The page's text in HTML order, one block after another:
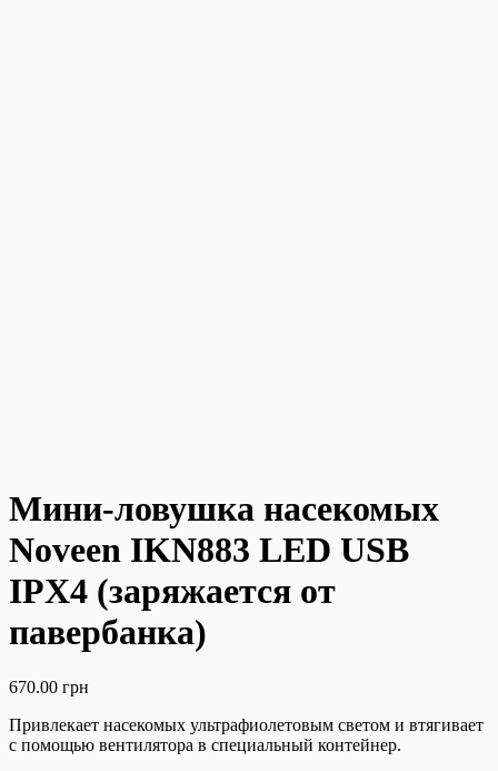
Мини-ловушка насекомых
Noveen IKN883 LED USB
IPX4 (заряжается от
павербанка)
670.00 грн
Привлекает насекомых ультрафиолетовым светом и втягивает
с помощью вентилятора в специальный контейнер.